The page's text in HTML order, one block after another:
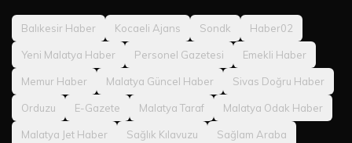
Balıkesir Haber Kocaeli Ajans Sondk Haber02
Yeni Malatya Haber Personel Gazetesi Emekli Haber
Memur Haber Malatya Güncel Haber Sivas Doğru Haber
Orduzu E-Gazete Malatya Taraf Malatya Odak Haber
Malatya Jet Haber Sağlık Kılavuzu Sağlam Araba